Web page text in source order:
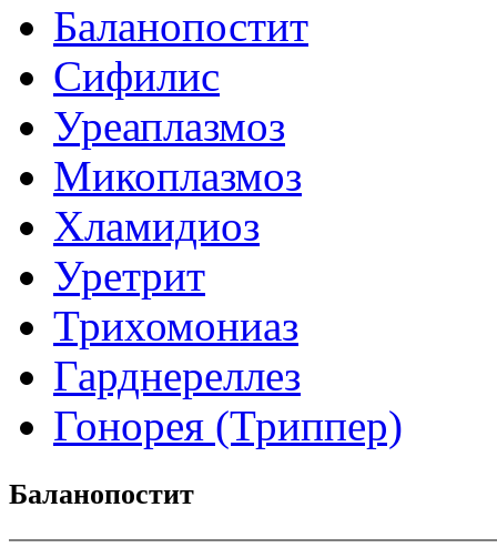
Баланопостит
Сифилис
Уреаплазмоз
Микоплазмоз
Хламидиоз
Уретрит
Трихомониаз
Гарднереллез
Гонорея (Триппер)
Баланопостит